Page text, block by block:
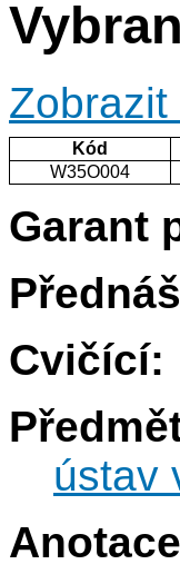
Zobrazit
Kód
W35O004
Garant
Cvičící:
ústav